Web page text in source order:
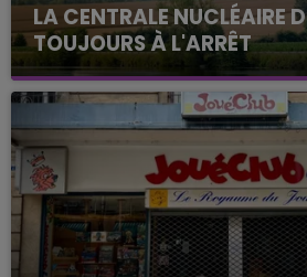
LA CENTRALE NUCLÉAIRE
TOUJOURS À L'ARRÊT
Cela fait déjà une semaine
nucléaire ardennaise est à
justifiée par la sécheresse
présente.